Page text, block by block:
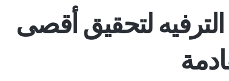
لتحقيق أقصى